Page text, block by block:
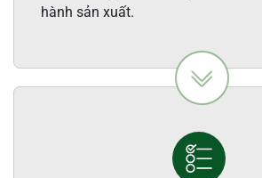
hành sản xuất.